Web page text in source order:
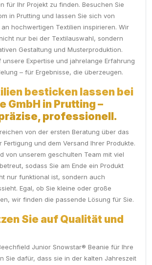
für Ihr Projekt zu finden. Besuchen Sie
in Prutting und lassen Sie sich von
hochwertigen Textilien inspirieren. Wir
nur bei der Textilauswahl, sondern
Gestaltung und Musterproduktion.
unsere Expertise und jahrelange Erfahrung
– für Ergebnisse, die überzeugen.
besticken lassen bei
GmbH in Prutting –
professionell.
von der ersten Beratung über das
Fertigung und dem Versand Ihrer Produkte.
von unserem geschulten Team mit viel
sodass Sie am Ende ein Produkt
nur funktional ist, sondern auch
Egal, ob Sie kleine oder große
wir finden die passende Lösung für Sie.
Sie auf Qualität und
Junior Snowstar® Beanie für Ihre
Sie dafür, dass sie in der kalten Jahreszeit